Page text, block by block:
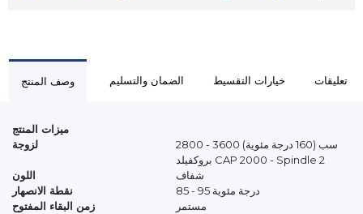
وصف المنتج الضمان والتسليم خيارات التقسيط تعليقات
ميزات المنتج
لزوجة
2800 - 3600 سب (160 درجة مئوية)
بروكفيلد CAP 2000 - Spindle 2
اللون
شفاف
نقطة الانصهار
85 - 95 درجة مئوية
زمن البقاء المفتوح
مستمر